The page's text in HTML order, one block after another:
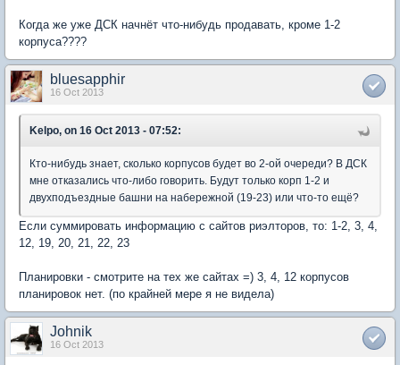
Когда же уже ДСК начнёт что-нибудь продавать, кроме 1-2
корпуса????
bluesapphir
16 Oct 2013
Kelpo, on 16 Oct 2013 - 07:52:
Кто-нибудь знает, сколько корпусов будет во 2-ой очереди? В ДСК
мне отказались что-либо говорить. Будут только корп 1-2 и
двухподъездные башни на набережной (19-23) или что-то ещё?
Если суммировать информацию с сайтов риэлторов, то: 1-2, 3, 4,
12, 19, 20, 21, 22, 23
Планировки - смотрите на тех же сайтах =) 3, 4, 12 корпусов
планировок нет. (по крайней мере я не видела)
Johnik
16 Oct 2013